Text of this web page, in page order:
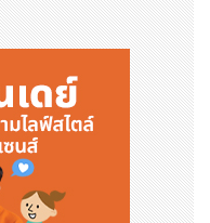
รูปภาพ:bit.ly/3OcRk8
media/21
งเพื่อนบน "Sea Explo